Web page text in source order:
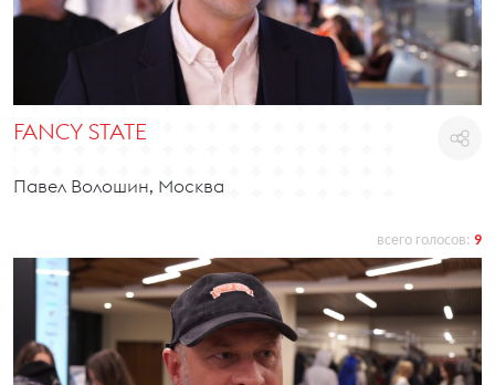
FANCY STATE
Павел Волошин, Москва
всего голосов: 9